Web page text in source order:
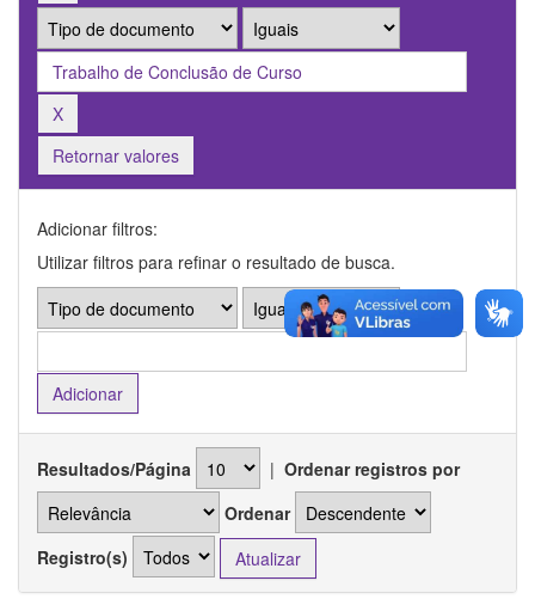
Retornar valores
Adicionar filtros:
Utilizar filtros para refinar o resultado de busca.
Resultados/Página | Ordenar registros por
Ordenar
Registro(s)